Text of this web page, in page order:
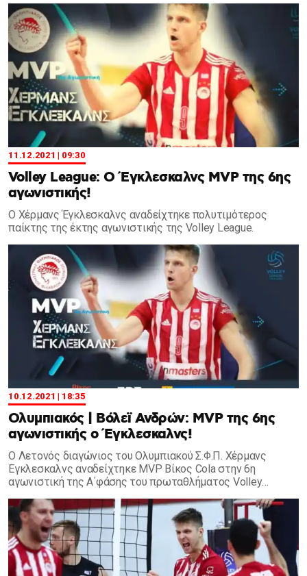
11.12.2021 | 09:30
Volley League: Ο Έγκλεσκαλνς MVP της 6ης
αγωνιστικής!
Ο Χέρμανς Έγκλεσκαλνς αναδείχτηκε πολυτιμότερος
παίκτης της έκτης αγωνιστικής της Volley League.
10.12.2021 | 18:35
Ολυμπιακός | Βόλεϊ Ανδρών: MVP της 6ης
αγωνιστικής ο Έγκλεσκαλνς!
Ο Λετονός διαγώνιος του Ολυμπιακού Σ.Φ.Π. Χέρμανς
Έγκλεσκαλνς αναδείχτηκε MVP Βίκος Cola στην 6η
αγωνιστική της Α΄φάσης του πρωταθλήματος Volley